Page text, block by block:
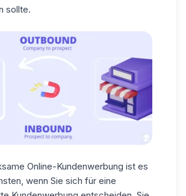
sollte.
Online-Kundenwerbung ist es
wenn Sie sich für eine